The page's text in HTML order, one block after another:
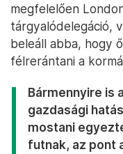
megfelelően
tárgyalódelegáció,
beleáll abba, hogy
félrerántani a
Bármennyire is
gazdasági
mostani
futnak, az pont